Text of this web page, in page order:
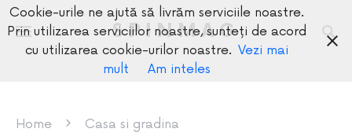
SPINMAG
Home Casa si gradina
Cookie-urile ne ajută să livrăm serviciile noastre.
Prin utilizarea serviciilor noastre, sunteți de acord
cu utilizarea cookie-urilor noastre. Vezi mai
mult
Am inteles